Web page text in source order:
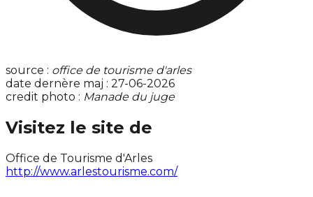
source : office de tourisme d'arles
date dernère maj : 27-06-2026
credit photo : Manade du juge
Visitez le site de
Office de Tourisme d'Arles
http://www.arlestourisme.com/